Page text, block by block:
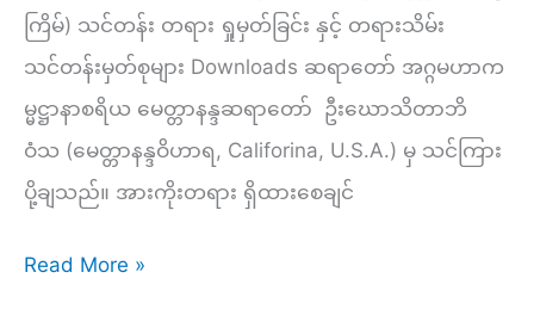
(၁၂)
ကမ္မဋ္ဌာန်း
ပိုင်း
￼
ကြိမ်) သင်တန်း တရား ရှုမှတ်ခြင်း နှင့် တရားသိမ်း
သင်တန်းမှတ်စုများ Downloads ဆရာတော် အဂ္ဂမဟာက
မ္မဋ္ဌာနာစရိယ မေတ္တာနန္ဒဆရာတော် ဦးဃောသိတာဘိ
ဝံသ (မေတ္တာနန္ဒဝိဟာရ, Califorina, U.S.A.) မှ သင်ကြား
ပို့ချသည်။ အားကိုးတရား ရှိထားစေချင်
နံနက်
Read More »